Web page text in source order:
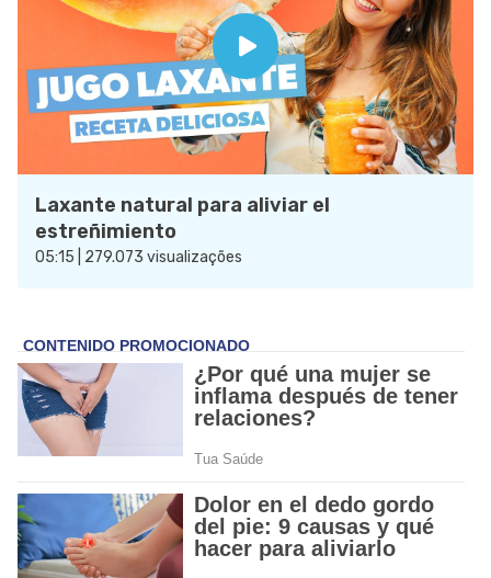
Laxante natural para aliviar el
estreñimiento
05:15 | 279.073 visualizações